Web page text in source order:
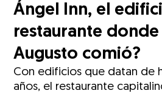
Ángel Inn, el
restaurante donde
Augusto comió?
Con edificios que datan de
años, el restaurante